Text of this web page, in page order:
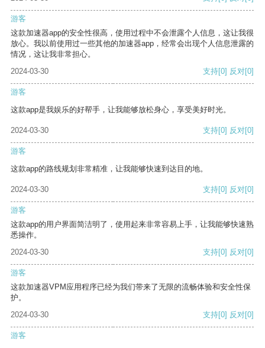
游客
这款加速器app的安全性很高，使用过程中不会泄露个人信息，这让我很
放心。我以前使用过一些其他的加速器app，经常会出现个人信息泄露的
情况，这让我非常担心。
2024-03-30
支持[0] 反对[0]
游客
这款app是我娱乐的好帮手，让我能够放松身心，享受美好时光。
2024-03-30 支持[0] 反对[0]
游客
这款app的路线规划非常精准，让我能够快速到达目的地。
2024-03-30 支持[0] 反对[0]
游客
这款app的用户界面简洁明了，使用起来非常容易上手，让我能够快速熟
悉操作。
2024-03-30
支持[0] 反对[0]
游客
这款加速器VPM应用程序已经为我们带来了无限的流畅体验和安全性保
护。
2024-03-30
支持[0] 反对[0]
游客